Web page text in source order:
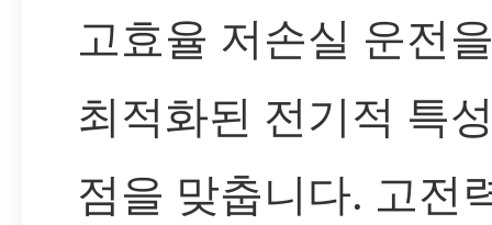
고효율 저손실 운전
최적화된 전기적 특
점을 맞춥니다. 고전